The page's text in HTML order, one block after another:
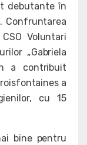
debutante în
Confruntarea
Voluntari
„Gabriela
a contribuit
a
cu 15
bine pentru